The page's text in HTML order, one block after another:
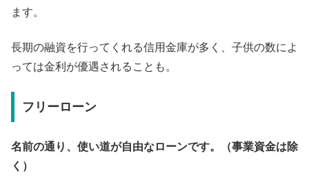
ます。
長期の融資を行ってくれる信用金庫が多く、子供の数によ
っては金利が優遇されることも。
フリーローン
名前の通り、使い道が自由なローンです。（事業資金は除
く）